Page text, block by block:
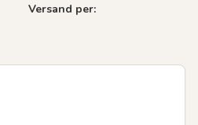
Versand per: